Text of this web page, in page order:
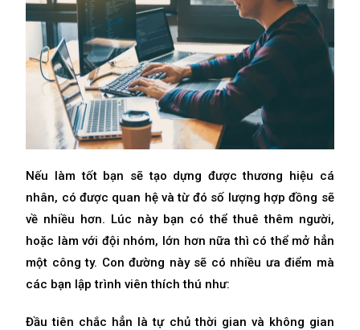
Nếu làm tốt bạn sẽ tạo dựng được thương hiệu cá
nhân, có được quan hệ và từ đó số lượng hợp đồng sẽ
về nhiều hơn. Lúc này bạn có thể thuê thêm người,
hoặc làm với đội nhóm, lớn hơn nữa thì có thể mở hẳn
một công ty. Con đường này sẽ có nhiều ưa điểm mà
các bạn lập trình viên thích thú như:
Đầu tiên chắc hẳn là tự chủ thời gian và không gian